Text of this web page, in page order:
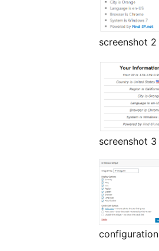
screenshot 2
screenshot 3
configuration